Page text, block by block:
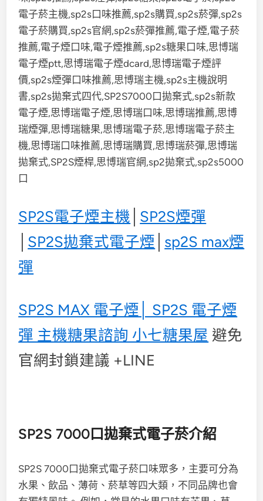
SP2S電子煙主機 SP2S煙彈
SP2S拋棄式電子煙 sp2S max煙
彈
SP2S MAX 電子煙│ SP2S 電子煙
彈 主機糖果諮詢 小七糖果屋 避免
官網封鎖建議 +LINE
SP2S 7000口拋棄式電子菸介紹
SP2S 7000口拋棄式電子菸口味眾多，主要可分為
水果、飲品、薄荷、菸草等四大類，不同品牌也會